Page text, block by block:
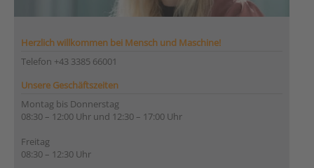
Herzlich willkommen bei Mensch und Maschine!
Telefon +43 3385 66001
Unsere Geschäftszeiten
Montag bis Donnerstag
08:30 – 12:00 Uhr und 12:30 – 17:00 Uhr
Freitag
08:30 – 12:30 Uhr